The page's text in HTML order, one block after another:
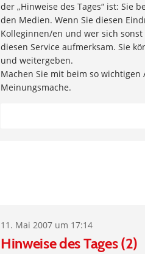
der „Hinweise des Tages“ ist: Sie
den Medien. Wenn Sie diesen
Kolleginnen/en und wer sich
diesen Service aufmerksam. Sie
und weitergeben.
Machen Sie mit beim so
Meinungsmache.
11. Mai 2007 um 17:14
Hinweise des Tages (2)